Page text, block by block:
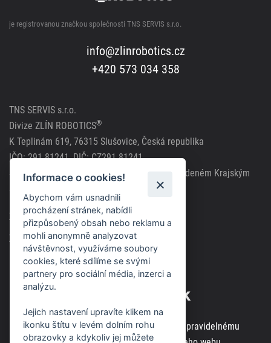
je registrovanou značkou společnosti TNS SERVIS s.r.o.
info@zlinrobotics.cz
+420 573 034 358
TNS SERVIS s.r.o.
Divize ZLÍN ROBOTICS®
K Teplinám 619, 76315 Slušovice, Česká republika
IČO: 291 81241, DIČ: CZ291 81241
Společnost zapsána v obchodním rejstříku vedeném Krajským
soudem v Brně, spisová značka C63717
Zásady použití cookies
Zásady ochrany osobních údajů
Odběr novinek
Zaregistrujte svou e-mailovou adresu k pravidelnému
Informace o cookies!
Abychom vám usnadnili
procházení stránek, nabídli
přizpůsobený obsah nebo reklamu a
mohli anonymně analyzovat
návštěvnost, využíváme soubory
cookies, které sdílíme se svými
partnery pro sociální média, inzerci a
analýzu.
Jejich nastavení upravíte klikem na
ikonku štítu v levém dolním rohu
obrazovky a kdykoliv jej můžete